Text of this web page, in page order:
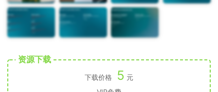
资源下载
下载价格 5 元